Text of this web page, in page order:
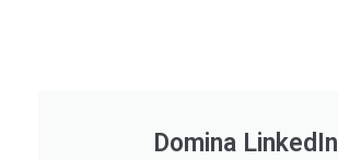
Domina LinkedIn